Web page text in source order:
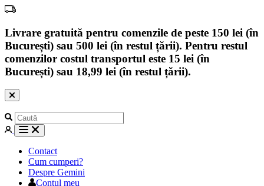
Livrare gratuită pentru comenzile de peste 150 lei (în
București) sau 500 lei (în restul țării). Pentru restul
comenzilor costul transportul este 15 lei (în
București) sau 18,99 lei (în restul țării).
Contact
Cum cumperi?
Despre Gemini
Contul meu